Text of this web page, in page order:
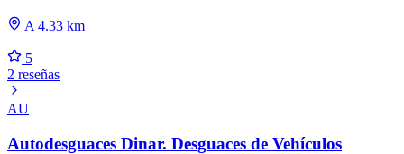
A 4.33 km
5
2 reseñas
AU
Autodesguaces Dinar. Desguaces de Vehículos